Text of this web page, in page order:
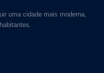
uma cidade mais moderna,